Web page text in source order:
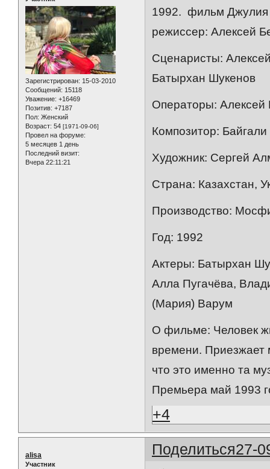
Зарегистрирован: 15-03-2010
Сообщений: 15118
Уважение: +16469
Позитив: +7187
Пол: Женский
Возраст: 54 [1971-09-06]
Провел на форуме:
5 месяцев 1 день
Последний визит:
Вчера 22:11:21
1992. фильм Джулия
режиссер: Алексей
Сценаристы:
Батырхан Шукенов
Операторы: Алексей
Композитор:
Художник: Сергей
Страна: Казахстан,
Производство:
Год: 1992
Актеры: Батырхан
Алла Пугачёва,
(Мария) Варум
О фильме: Человек
времени. Приезжает
что это именно та
Премьера май 1993
+4
Поделиться27-
alisa
Участник